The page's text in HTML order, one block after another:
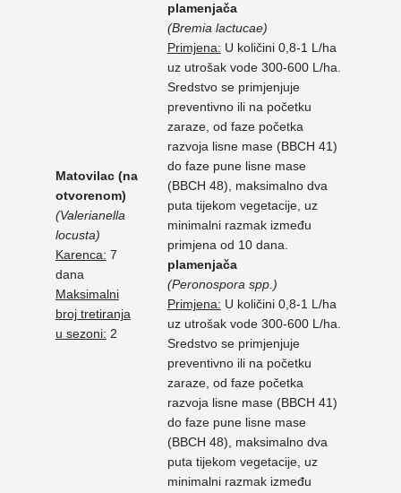
Matovilac (na
otvorenom)
(Valerianella
locusta)
Karenca: 7
dana
Maksimalni
broj tretiranja
u sezoni: 2
plamenjača
(Bremia lactucae)
Primjena: U količini 0,8-1 L/ha
uz utrošak vode 300-600 L/ha.
Sredstvo se primjenjuje
preventivno ili na početku
zaraze, od faze početka
razvoja lisne mase (BBCH 41)
do faze pune lisne mase
(BBCH 48), maksimalno dva
puta tijekom vegetacije, uz
minimalni razmak između
primjena od 10 dana.
plamenjača
(Peronospora spp.)
Primjena: U količini 0,8-1 L/ha
uz utrošak vode 300-600 L/ha.
Sredstvo se primjenjuje
preventivno ili na početku
zaraze, od faze početka
razvoja lisne mase (BBCH 41)
do faze pune lisne mase
(BBCH 48), maksimalno dva
puta tijekom vegetacije, uz
minimalni razmak između